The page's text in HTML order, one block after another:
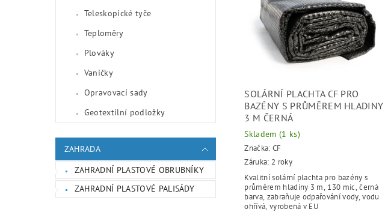
Teleskopické tyče
Teploměry
Plováky
Vaničky
Opravovací sady
Geotextilní podložky
ZAHRADA
ZAHRADNÍ PLASTOVÉ OBRUBNÍKY
ZAHRADNÍ PLASTOVÉ PALISÁDY
SOLÁRNÍ PLACHTA CF PRO
BAZÉNY S PRŮMĚREM HLADINY
3 M ČERNÁ
Skladem (1 ks)
Značka: CF
Záruka: 2 roky
Kvalitní solární plachta pro bazény s
průměrem hladiny 3 m, 130 mic, černá
barva, zabraňuje odpařování vody, vodu
ohřívá, vyrobená v EU